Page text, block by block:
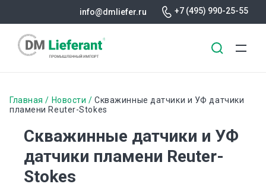
основному
info@dmliefer.ru +7 (495) 990-25-55
Строка
навигации
Главная Новости
Скважинные датчики и УФ датчики
пламени Reuter-Stokes
Скважинные датчики и УФ
датчики пламени Reuter-
Stokes